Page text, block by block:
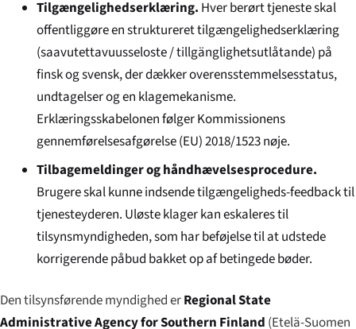
Tilgængelighedserklæring. Hver berørt tjeneste skal
offentliggøre en struktureret tilgængelighedserklæring
(saavutettavuusseloste/tillgänglighetsutlåtande) på
finsk og svensk, der dækker overensstemmelsesstatus,
undtagelser og en klagemekanisme.
Erklæringsskabelonen følger Kommissionens
gennemførelsesafgørelse (EU) 2018/1523 nøje.
Tilbagemeldinger og håndhævelsesprocedure.
Brugere skal kunne indsende tilgængeligheds-feedback til
tjenesteyderen. Uløste klager kan eskaleres til
tilsynsmyndigheden, som har beføjelse til at udstede
korrigerende påbud bakket op af betingede bøder.
Den tilsynsførende myndighed erRegional State
Administrative Agency for Southern Finland (Etelä-Suomen